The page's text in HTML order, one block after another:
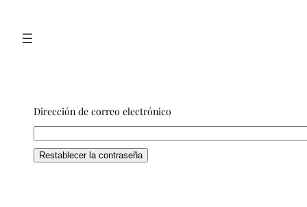
contenido
Dirección de correo electrónico